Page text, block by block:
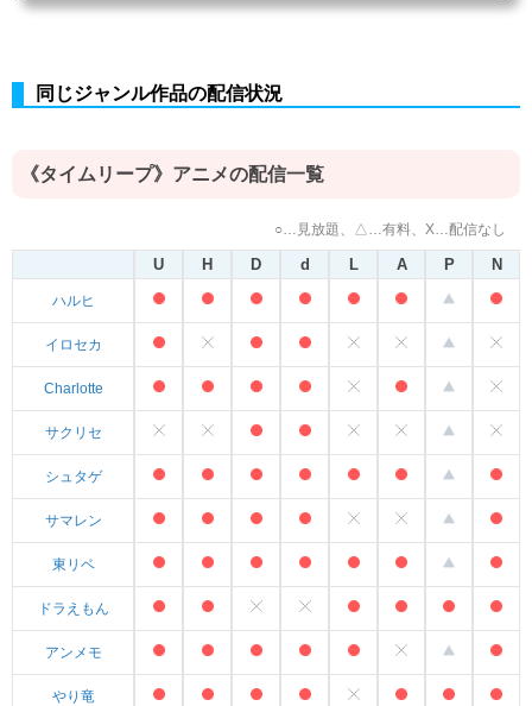
同じジャンル作品の配信状況
《タイムリープ》アニメの配信一覧
○…見放題、△…有料、X…配信なし
U H D d L A P N
ハルヒ
イロセカ
Charlotte
サクリセ
シュタゲ
サマレン
東リベ
ドラえもん
アンメモ
やり竜